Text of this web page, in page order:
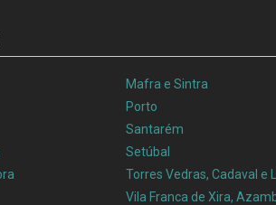
Mafra e Sintra
Porto
Santarém
Setúbal
Torres Vedras, Cadaval e
Vila Franca de Xira,